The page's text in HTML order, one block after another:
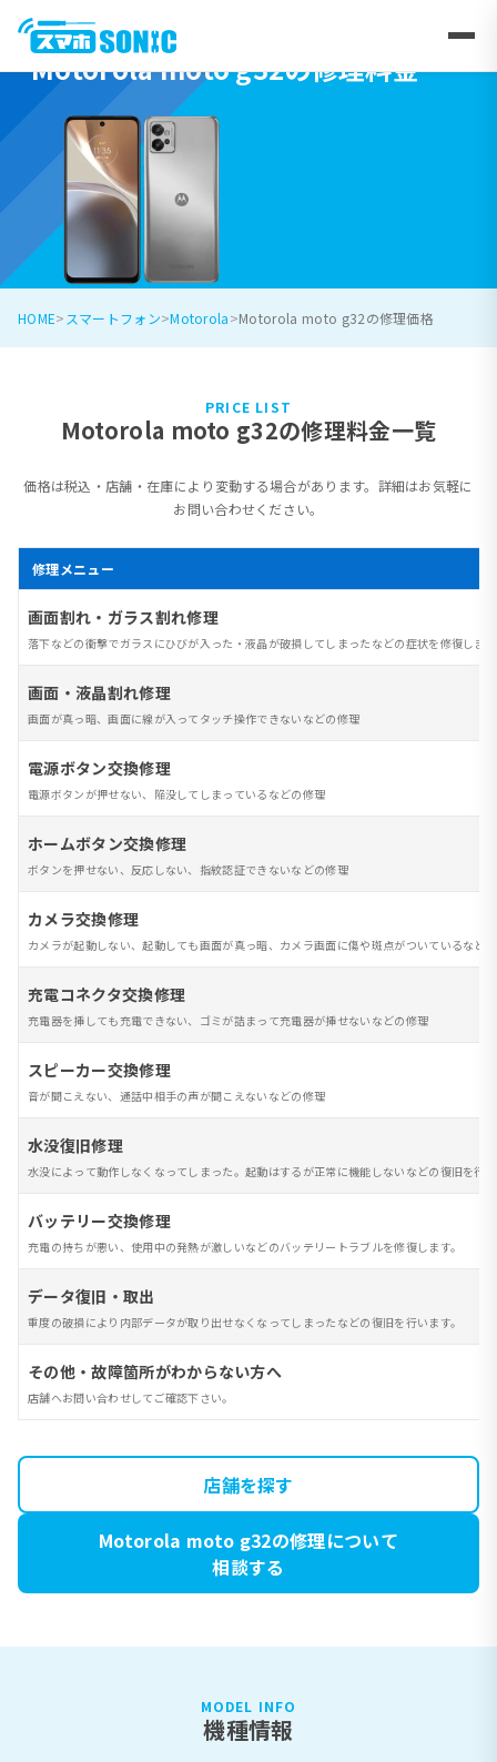
Motorola moto g32の修理料金
HOME スマートフォン Motorola Motorola moto g32の修理価格
PRICE LIST
Motorola moto g32の修理料金一覧
価格は税込・店舗・在庫により変動する場合があります。詳細はお気軽に
お問い合わせください。
修理メニュー
画面割れ・ガラス割れ修理
落下などの衝撃でガラスにひびが入った・液晶が破損してしまったなどの症状を修復しま
画面・液晶割れ修理
画面が真っ暗、画面に線が入ってタッチ操作できないなどの修理
電源ボタン交換修理
電源ボタンが押せない、陥没してしまっているなどの修理
ホームボタン交換修理
ボタンを押せない、反応しない、指紋認証できないなどの修理
カメラ交換修理
カメラが起動しない、起動しても画面が真っ暗、カメラ画面に傷や斑点がついているなど
充電コネクタ交換修理
充電器を挿しても充電できない、ゴミが詰まって充電器が挿せないなどの修理
スピーカー交換修理
音が聞こえない、通話中相手の声が聞こえないなどの修理
水没復旧修理
水没によって動作しなくなってしまった。起動はするが正常に機能しないなどの復旧を行
バッテリー交換修理
充電の持ちが悪い、使用中の発熱が激しいなどのバッテリートラブルを修復します。
データ復旧・取出
重度の破損により内部データが取り出せなくなってしまったなどの復旧を行います。
その他・故障箇所がわからない方へ
店舗へお問い合わせしてご確認下さい。
店舗を探す
Motorola moto g32の修理について
相談する
MODEL INFO
機種情報